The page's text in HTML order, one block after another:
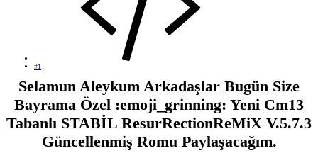
#1
Selamun Aleykum Arkadaşlar Bugün Size
Bayrama Özel :emoji_grinning: Yeni Cm13
Tabanlı STABİL ResurRectionReMiX V.5.7.3
Güncellenmiş Romu Paylaşacağım.